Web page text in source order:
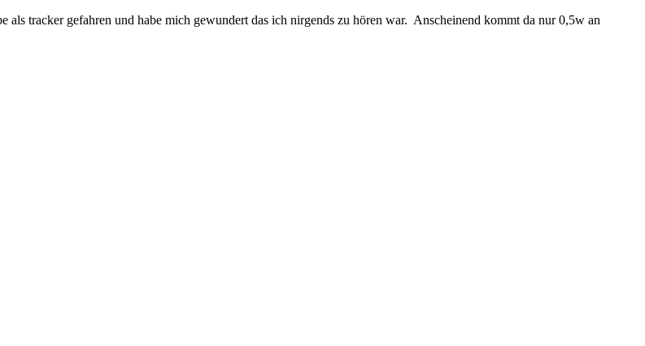
als tracker gefahren und habe mich gewundert das ich nirgends zu hören war. Anscheinend kommt da nur 0,5w an